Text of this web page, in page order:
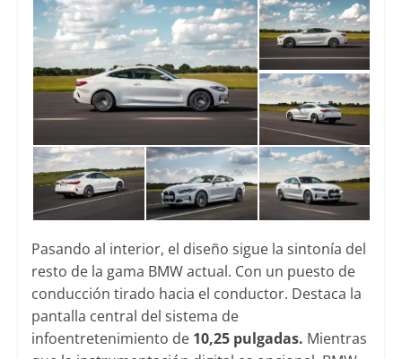
Pasando al interior, el diseño sigue la sintonía del
resto de la gama BMW actual. Con un puesto de
conducción tirado hacia el conductor. Destaca la
pantalla central del sistema de
infoentretenimiento de 10,25 pulgadas. Mientras